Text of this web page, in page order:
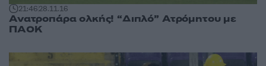
21:4628.11.16
Ανατροπάρα ολκής! “Διπλό” Ατρόμητου με
ΠΑΟΚ